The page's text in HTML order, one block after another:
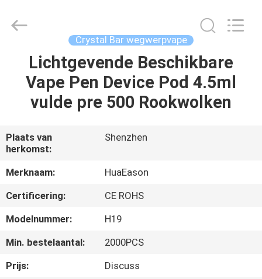
HUIS
PRODUCTEN
VIDEO'S
ONGEVEER
ONS
KWALITEITSCONTROLE
Crystal Bar wegwerpvape
Lichtgevende Beschikbare
Vape Pen Device Pod 4.5ml
vulde pre 500 Rookwolken
Plaats van
herkomst:
Shenzhen
Merknaam:
HuaEason
Certificering:
CE ROHS
Modelnummer:
H19
Min. bestelaantal:
2000PCS
Prijs:
Discuss